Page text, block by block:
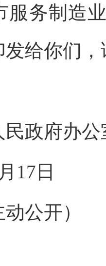
务制造业
发给你们
政府办公
17日
公开）